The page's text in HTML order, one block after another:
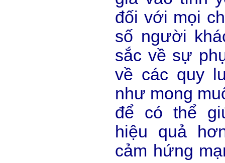
đối với mọi
số người
sắc về sự
về các quy
như mong
để có thể
hiệu quả
cảm hứng